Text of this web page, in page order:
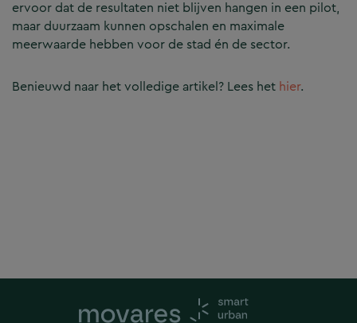
ervoor dat de resultaten niet blijven hangen in een pilot,
maar duurzaam kunnen opschalen en maximale
meerwaarde hebben voor de stad én de sector.
Benieuwd naar het volledige artikel? Lees het hier.